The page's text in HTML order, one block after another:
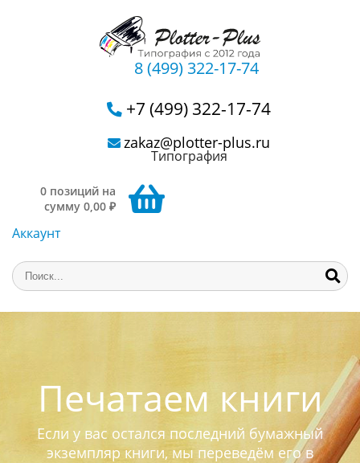
8 (499) 322-17-74
+7 (499) 322-17-74
zakaz@plotter-plus.ru
Типография
0 позиций на
сумму 0,00 ₽
Аккаунт
Печатаем книги
Если у вас остался последний бумажный
экземпляр книги, мы переведём его в